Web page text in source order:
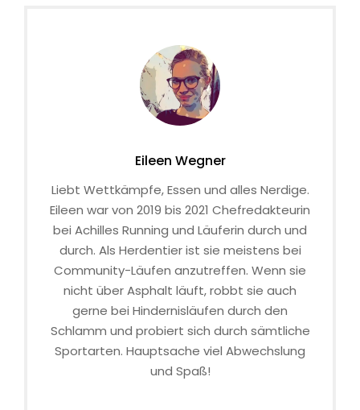
Eileen Wegner
Liebt Wettkämpfe, Essen und alles Nerdige.
Eileen war von 2019 bis 2021 Chefredakteurin
bei Achilles Running und Läuferin durch und
durch. Als Herdentier ist sie meistens bei
Community-Läufen anzutreffen. Wenn sie
nicht über Asphalt läuft, robbt sie auch
gerne bei Hindernisläufen durch den
Schlamm und probiert sich durch sämtliche
Sportarten. Hauptsache viel Abwechslung
und Spaß!